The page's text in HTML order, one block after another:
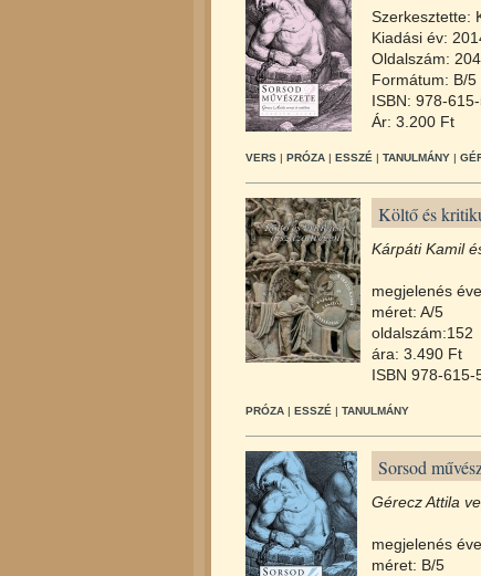
Szerkesztette:
Kiadási év:
Oldalszám: 204
Formátum: B/5
ISBN: 978-
Ár: 3.200 Ft
VERS | PRÓZA | ESSZÉ | TANULMÁNY |
Költő és
Kárpáti Kamil
megjelenés
méret: A/5
oldalszám:152
ára: 3.490 Ft
ISBN 978-615-
PRÓZA | ESSZÉ | TANULMÁNY
Sorsod
Gérecz Attila
megjelenés
méret: B/5